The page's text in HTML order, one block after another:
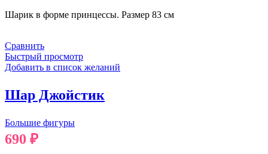
Шарик в форме принцессы. Размер 83 см
Сравнить
Быстрый просмотр
Добавить в список желаний
Шар Джойстик
Большие фигуры
690 ₽